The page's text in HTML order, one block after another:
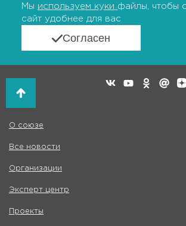
Мы используем куки файлы, чтобы
сайт удобнее для вас
Согласен
О союзе
Все новости
Организации
Эксперт центр
Проекты